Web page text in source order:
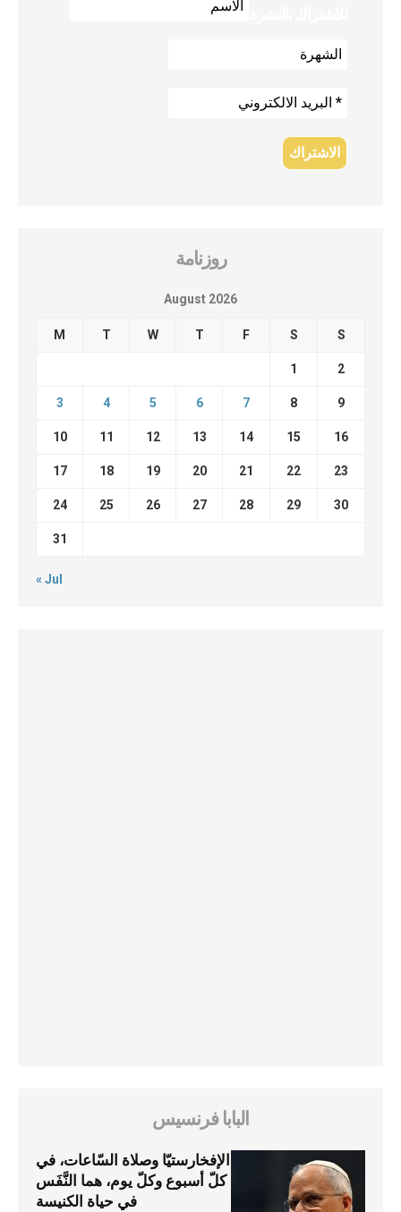
روزنامة
August 2026
M T W T F S S
1 2
3 4 5 6 7 8 9
10 11 12 13 14 15 16
17 18 19 20 21 22 23
24 25 26 27 28 29 30
31
« Jul
البابا فرنسيس
الإفخارستيّا وصلاة السّاعات، في
كلّ أسبوع وكلّ يوم، هما النَّفَس
في حياة الكنيسة